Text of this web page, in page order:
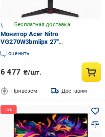
Бесплатная доставка
Монитор Acer Nitro
VG270W3bmiipx 27"
(UM.HV0EE.309)
оценить
6 477 ₴/шт.
Привезём Доставим